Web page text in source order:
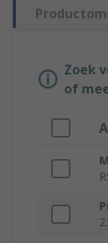
Zoek
of